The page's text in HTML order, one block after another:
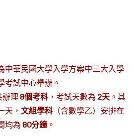
中華民國大學入學方案中三大入學
考試中心舉辦。
辦理8個考科 ，考試天數為 2天 。其
天，文組學科 （含數學乙）安排在
均為80分鐘。